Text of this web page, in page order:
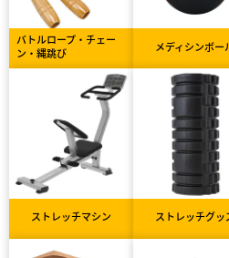
バトルロープ・チェー
ン・縄跳び
メディシンボー
ストレッチマシン ストレッチグッ